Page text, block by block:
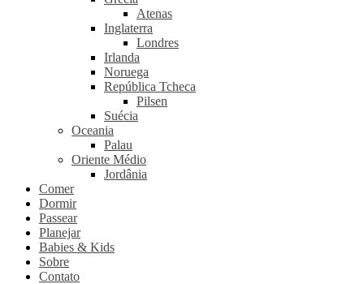
Atenas
Inglaterra
Londres
Irlanda
Noruega
República Tcheca
Pilsen
Suécia
Oceania
Palau
Oriente Médio
Jordânia
Comer
Dormir
Passear
Planejar
Babies & Kids
Sobre
Contato